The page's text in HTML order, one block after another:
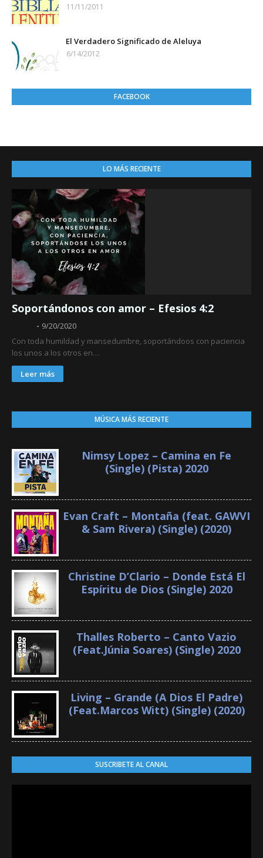
11/11/2011
El Verdadero Significado de Aleluya
6/14/2012
FACEBOOK
LO MÁS RECIENTE
Soportándonos con amor – Efesios 4:2
9/20/2020
Con toda humildad y mansedumbre, soportándoos con paciencia
los unos a los otros en…
Leer más
MÚSICA MÁS RECIENTE
Nimsy Lopez – Camina en Fe
(Single) (Pista) 2020
Evan Craft – Montaña (feat. GAWVI
& Sam Rivera) (Single) (2020)
Christine D’Clario – Donde Está El
Espíritu de Dios (Single) 2020
Thalles Roberto – Canto Vazio
(Feat.Júnia Soares) (Single) 2020
Living – Grande (A Dios El Padre)
(Feat.Marcos Witt) (Single) (2020)
SUSCRIBETE AL CANAL